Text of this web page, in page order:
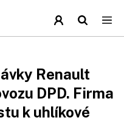
Renault
DPD. Firma
k uhlíkové